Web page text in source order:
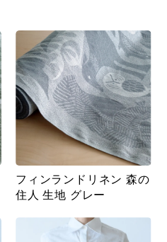
フィンランドリネン 森の
住人 生地 グレー